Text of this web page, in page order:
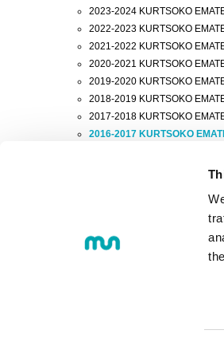
2023-2024 KURTSOKO
2022-2023 KURTSOKO
2021-2022 KURTSOKO
2020-2021 KURTSOKO
2019-2020 KURTSOKO
2018-2019 KURTSOKO
2017-2018 KURTSOKO
2016-2017 KURTSOKO
2014-2015 KURTSOKO
2012-2013 KURTSOKO
2011-2012 KURTSOKO
2010-2011 KURTSOKO